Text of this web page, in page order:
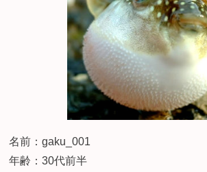
名前：gaku_001
年齢：30代前半